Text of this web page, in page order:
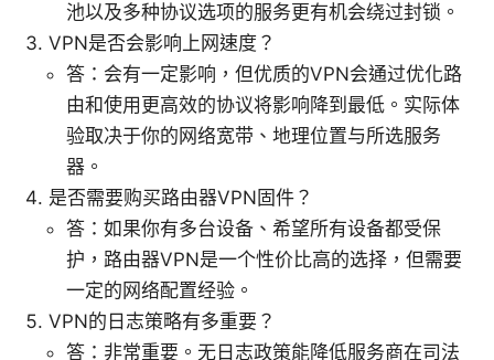
池以及多种协议选项的服务更有机会绕过封锁。
VPN是否会影响上网速度？
答：会有一定影响，但优质的VPN会通过优化路
由和使用更高效的协议将影响降到最低。实际体
验取决于你的网络宽带、地理位置与所选服务
器。
是否需要购买路由器VPN固件？
答：如果你有多台设备、希望所有设备都受保
护，路由器VPN是一个性价比高的选择，但需要
一定的网络配置经验。
VPN的日志策略有多重要？
答：非常重要。无日志政策能降低服务商在司法